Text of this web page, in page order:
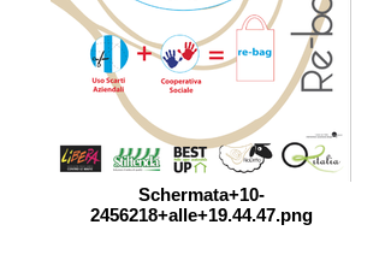
Schermata+10-
2456218+alle+19.44.47.png